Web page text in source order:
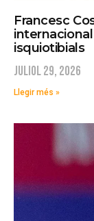
Francesc
isquiotibials
juliol 29, 2026
Llegir més »